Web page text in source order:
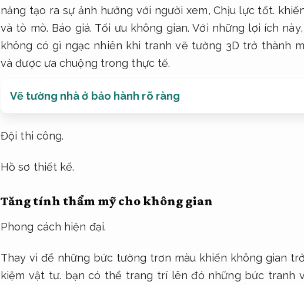
năng tạo ra sự ảnh hưởng với người xem,Chịu lực tốt.
và tò mò. Báo giá. Tối ưu không gian. Với những lợi ích này,
không có gì ngạc nhiên khi tranh vẽ tường 3D trở thành
và được ưa chuộng trong thực tế.
Vẽ tường nhà ở bảo hành rõ ràng
Đội thi công.
Hồ sơ thiết kế.
Tăng tính thẩm mỹ cho không gian
Phong cách hiện đại.
Thay vì để những bức tường trơn màu khiến không gian
kiệm vật tư. bạn có thể trang trí lên đó những bức tranh